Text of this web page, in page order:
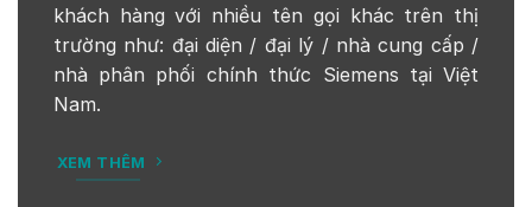
khách hàng với nhiều tên gọi khác trên thị
trường như: đại diện / đại lý / nhà cung cấp /
nhà phân phối chính thức Siemens tại Việt
Nam.
XEM THÊM